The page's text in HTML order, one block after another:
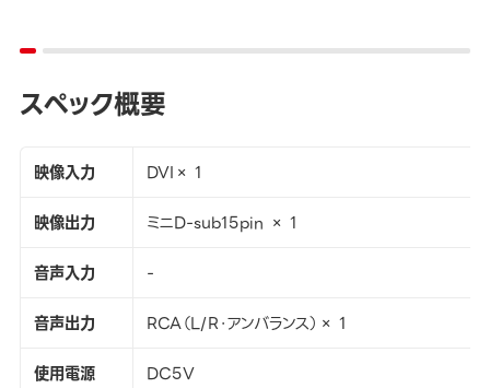
スペック概要
映像入力
DVI× 1
映像出力
ミニD-sub15pin × 1
音声入力
-
音声出力
RCA（L/R・アンバランス）× 1
使用電源
DC5V